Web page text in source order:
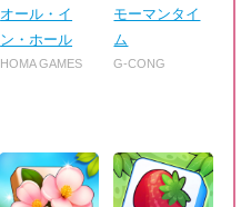
オール・イ
ン・ホール
HOMA GAMES
モーマンタイ
ム
G-CONG